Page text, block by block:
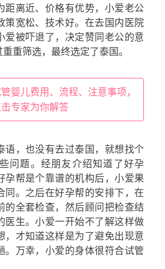
距离近、价格有优势，小爱老公
策宽松、技术好。在去国内医院
爱被吓退了，决定赞同老公的意
重筛选，最终选定了泰国。
婴儿费用、流程、注意事项，
击专家为你解答
语，也没有去过泰国，就想找个
问题。经朋友介绍知道了好孕
孕帮是个靠谱的机构后，小爱果
同。之后在好孕帮的安排下，在
的全套检查，然后顾问把检查结
医生。小爱一开始不了解这样做
，才知道这样是为了避免出现意
。万幸，小爱的身体很符合试管